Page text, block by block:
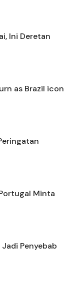
Ini Deretan
as Brazil icon
Minta
Penyebab